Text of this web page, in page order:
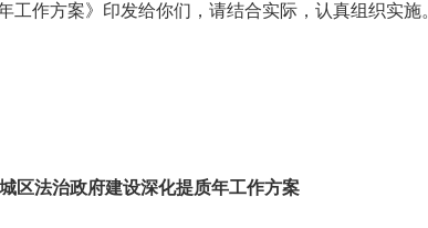
作方案》印发给你们，请结合实际，认真组织实施
区法治政府建设深化提质年工作方案